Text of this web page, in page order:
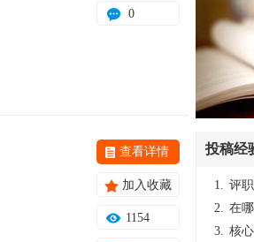
0
查看详情
加入收藏
1154
投稿经
1. 评职
2. 在哪
3. 核